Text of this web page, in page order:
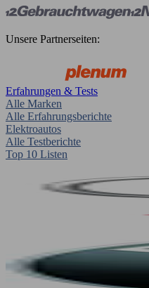
Unsere Partnerseiten:
Erfahrungen & Tests
Alle Marken
Alle Erfahrungsberichte
Elektroautos
Alle Testberichte
Top 10 Listen